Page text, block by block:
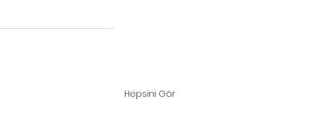
Hepsini Gör